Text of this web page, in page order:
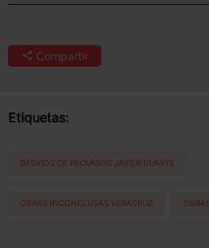
Compartir
Etiquetas:
DESVIOS DE RECURSOS JAVIER DUARTE
OBRAS INCONCLUSAS VERACRUZ